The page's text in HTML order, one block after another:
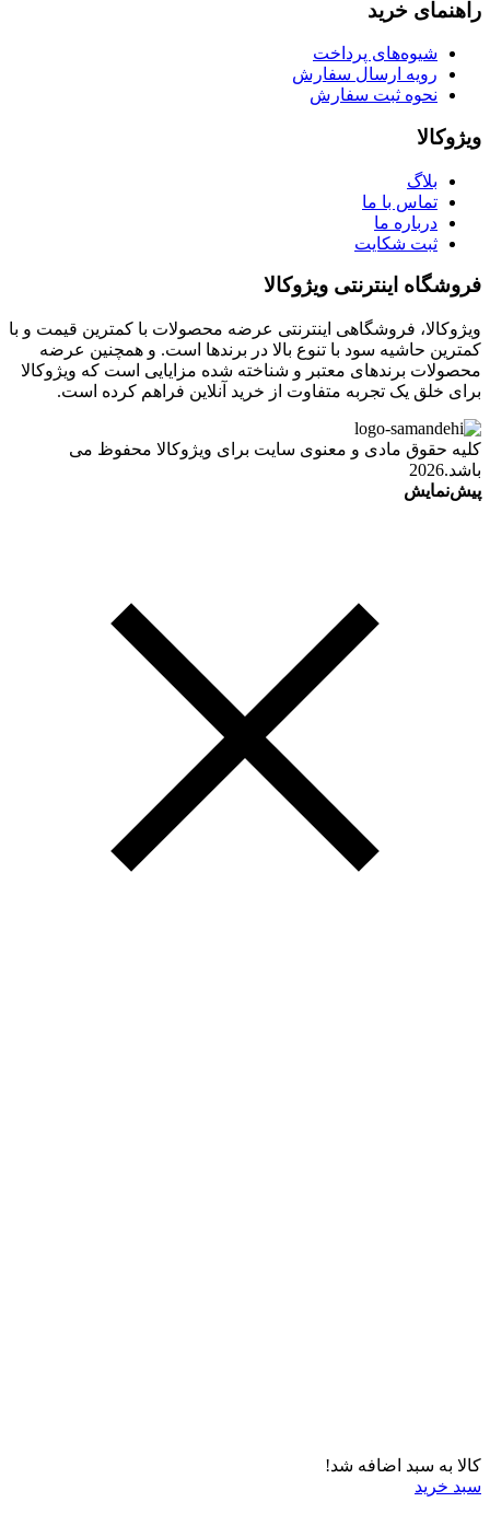
راهنمای خرید
شیوه‌های پرداخت
رویه ارسال سفارش
نحوه ثبت سفارش
ویژوکالا
بلاگ
تماس با ما
درباره ما
ثبت شکایت
فروشگاه اینترنتی ویژوکالا
ویژوکالا، فروشگاهی اینترنتی عرضه محصولات با کمترین قیمت و با
کمترین حاشیه سود با تنوع بالا در برندها است. و همچنین عرضه
محصولات برندهای معتبر و شناخته شده مزایایی است که ویژوکالا
برای خلق یک تجربه متفاوت از خرید آنلاین فراهم کرده است.
کلیه حقوق مادی و معنوی سایت برای ویژوکالا محفوظ می
باشد.2026
پیش‌نمایش
کالا به سبد اضافه شد!
سبد خرید